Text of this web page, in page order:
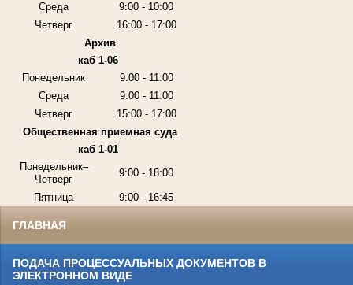
Среда
9:00 - 10:00
Четверг
16:00 - 17:00
Архив
каб 1-06
Понедельник
9:00 - 11:00
Среда
9:00 - 11:00
Четверг
15:00 - 17:00
Общественная приемная суда
каб 1-01
Понедельник–
Четверг
9:00 - 18:00
Пятница 9:00 - 16:45
ГЛАВНАЯ
ПОДАЧА ПРОЦЕССУАЛЬНЫХ ДОКУМЕНТОВ В
ЭЛЕКТРОННОМ ВИДЕ